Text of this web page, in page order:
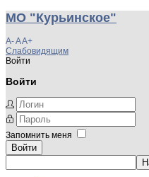
МО "Курьинское"
A-AA+
Слабовидящим
Войти
Войти
Запомнить меня
Войти